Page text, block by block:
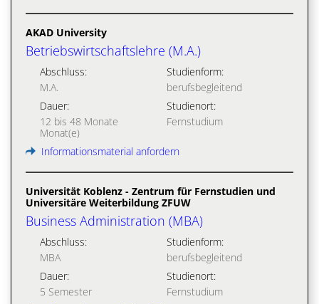
AKAD University
Betriebswirtschaftslehre (M.A.)
Abschluss:
M.A.
Studienform:
berufsbegleitend
Dauer:
12 bis 48 Monate
Monat(e)
Studienort:
Fernstudium
Informationsmaterial anfordern
Universität Koblenz - Zentrum für Fernstudien und
Universitäre Weiterbildung ZFUW
Business Administration (MBA)
Abschluss:
MBA
Studienform:
berufsbegleitend
Dauer:
5 Semester
Studienort:
Fernstudium